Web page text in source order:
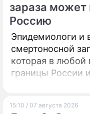
зараза может
Россию
Эпидемиологи и
смертоносной
которая в
границы России
подозревающих
15:10 / 07 августа 2026